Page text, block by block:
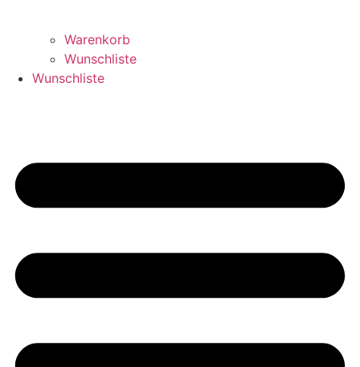
Warenkorb
Wunschliste
Wunschliste